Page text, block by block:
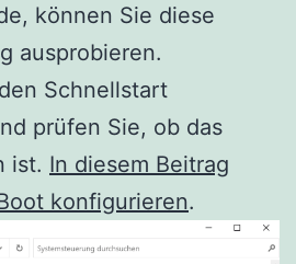
können Sie diese
ausprobieren.
Schnellstart
prüfen Sie, ob das
ist. In diesem Beitrag
konfigurieren.